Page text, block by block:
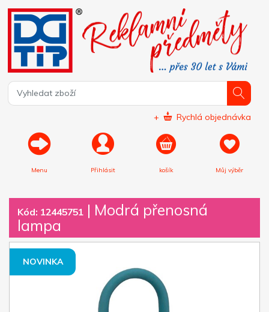
+ Rychlá objednávka
Menu Přihlásit košík Můj výběr
Kód: 12445751 | Modrá přenosná
lampa
NOVINKA